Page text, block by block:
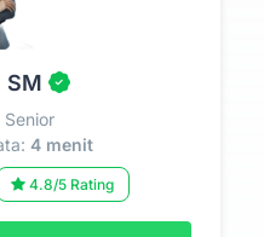
SM
Senior
4 menit
4.8/5 Rating